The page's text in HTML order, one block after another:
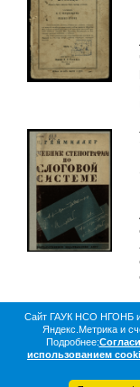
О библиотеке
Документы в
Партнёры
Сайт ГАУК НСО НГОНБ
Яндекс.Метрика и
Подробнее:
использованием